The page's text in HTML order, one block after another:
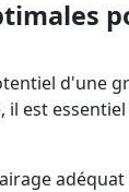
d'une
il est